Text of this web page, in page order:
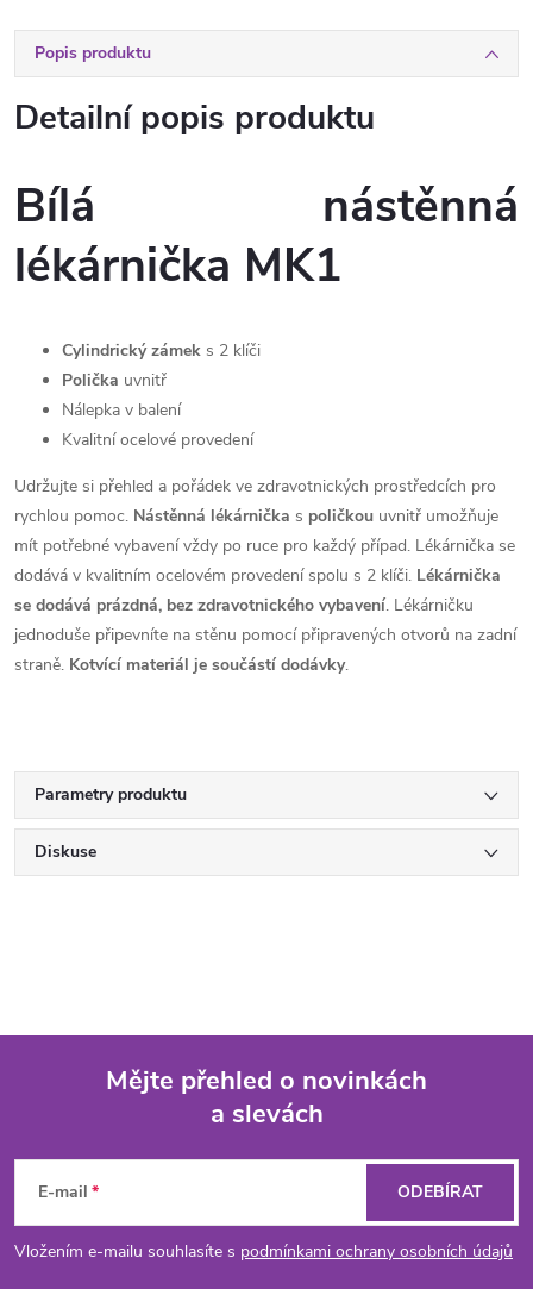
Popis produktu
Detailní popis produktu
Bílá nástěnná
lékárnička MK1
Cylindrický zámek s 2 klíči
Polička uvnitř
Nálepka v balení
Kvalitní ocelové provedení
Udržujte si přehled a pořádek ve zdravotnických prostředcích pro
rychlou pomoc. Nástěnná lékárnička s poličkou uvnitř umožňuje
mít potřebné vybavení vždy po ruce pro každý případ. Lékárnička se
dodává v kvalitním ocelovém provedení spolu s 2 klíči. Lékárnička
se dodává prázdná, bez zdravotnického vybavení. Lékárničku
jednoduše připevníte na stěnu pomocí připravených otvorů na zadní
straně. Kotvící materiál je součástí dodávky.
Parametry produktu
Diskuse
p
Mějte přehled o novinkách
a slevách
E-mail
Vložením e-mailu souhlasíte s podmínkami ochrany osobních údajů
ODEBÍRAT